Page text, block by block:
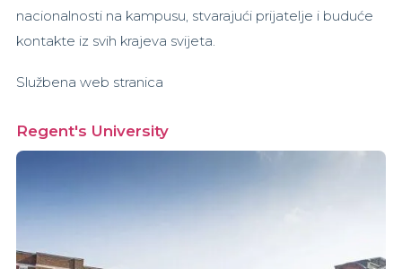
nacionalnosti na kampusu, stvarajući prijatelje i buduće
kontakte iz svih krajeva svijeta.
Službena web stranica
Regent's University